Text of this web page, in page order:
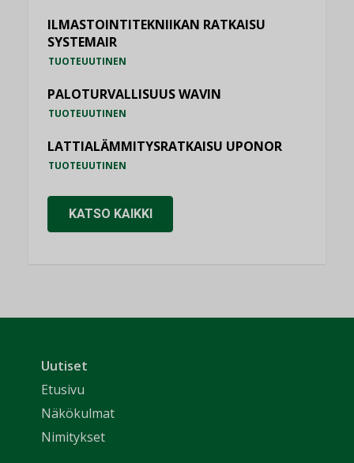
ILMASTOINTITEKNIIKAN RATKAISU
SYSTEMAIR
TUOTEUUTINEN
PALOTURVALLISUUS WAVIN
TUOTEUUTINEN
LATTIALÄMMITYSRATKAISU UPONOR
TUOTEUUTINEN
KATSO KAIKKI
Uutiset
Etusivu
Näkökulmat
Nimitykset